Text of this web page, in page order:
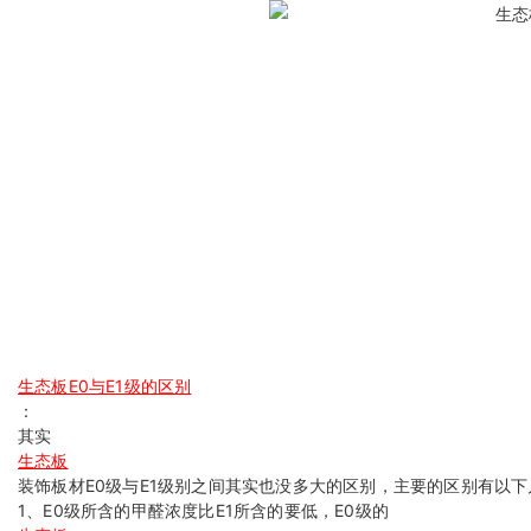
生态板E0与E1级的区别
：
其实
生态板
装饰板材E0级与E1级别之间其实也没多大的区别，主要的区别有以
1、E0级所含的甲醛浓度比E1所含的要低，E0级的